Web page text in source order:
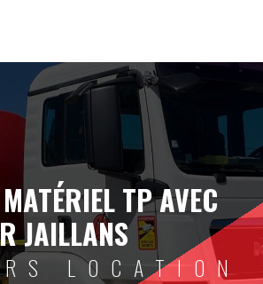
JAILLANS
LOCATION
cookies